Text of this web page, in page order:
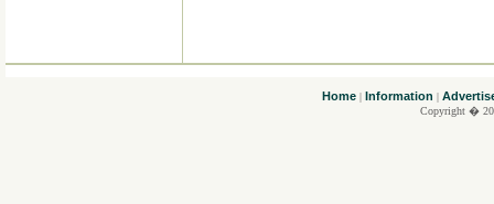
Home| Information |
Copyright �